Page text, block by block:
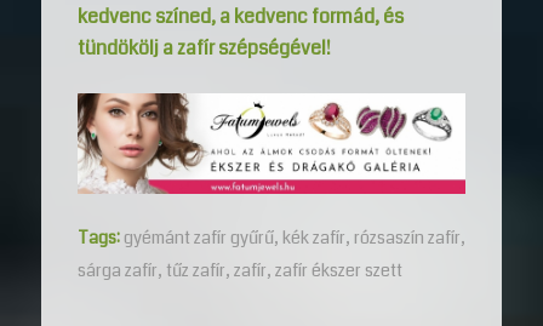
kedvenc színed, a kedvenc formád, és
tündökölj a zafír szépségével!
Tags: gyémánt zafír gyűrű, kék zafír, rózsaszín zafír,
sárga zafír, tűz zafír,zafír,zafír ékszer szett